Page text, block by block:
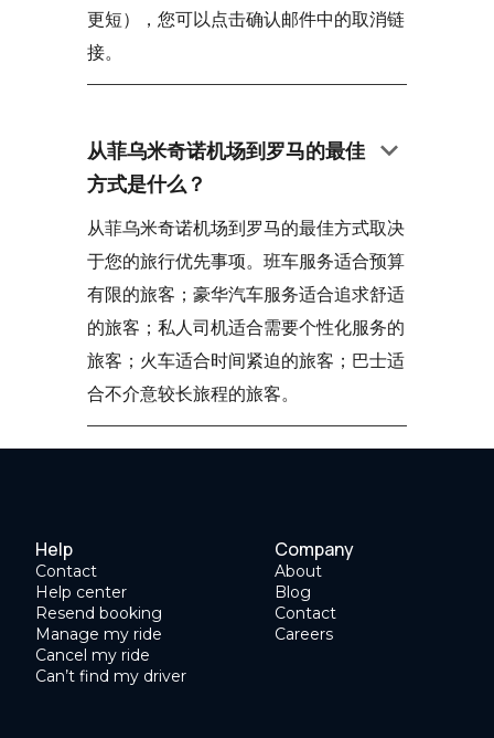
更短），您可以点击确认邮件中的取消链
接。
从菲乌米奇诺机场到罗马的最佳
方式是什么？
keyboard_arrow_down
从菲乌米奇诺机场到罗马的最佳方式取决
于您的旅行优先事项。班车服务适合预算
有限的旅客；豪华汽车服务适合追求舒适
的旅客；私人司机适合需要个性化服务的
旅客；火车适合时间紧迫的旅客；巴士适
合不介意较长旅程的旅客。
Help
Contact
Help center
Resend booking
Manage my ride
Cancel my ride
Can’t find my driver
Company
About
Blog
Contact
Careers